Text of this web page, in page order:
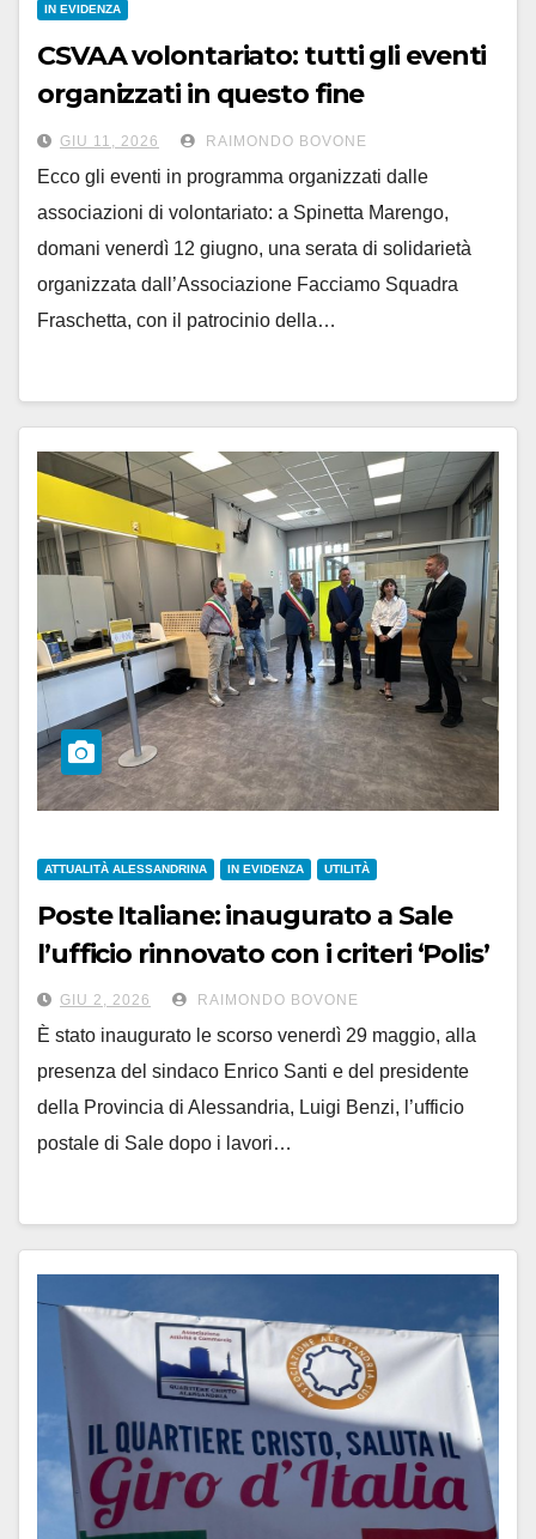
IN EVIDENZA
CSVAA volontariato: tutti gli eventi
organizzati in questo fine
settimana
GIU 11, 2026 RAIMONDO BOVONE
Ecco gli eventi in programma organizzati dalle
associazioni di volontariato: a Spinetta Marengo,
domani venerdì 12 giugno, una serata di solidarietà
organizzata dall’Associazione Facciamo Squadra
Fraschetta, con il patrocinio della…
ATTUALITÀ ALESSANDRINA IN EVIDENZA UTILITÀ
Poste Italiane: inaugurato a Sale
l’ufficio rinnovato con i criteri ‘Polis’
GIU 2, 2026 RAIMONDO BOVONE
È stato inaugurato le scorso venerdì 29 maggio, alla
presenza del sindaco Enrico Santi e del presidente
della Provincia di Alessandria, Luigi Benzi, l’ufficio
postale di Sale dopo i lavori…